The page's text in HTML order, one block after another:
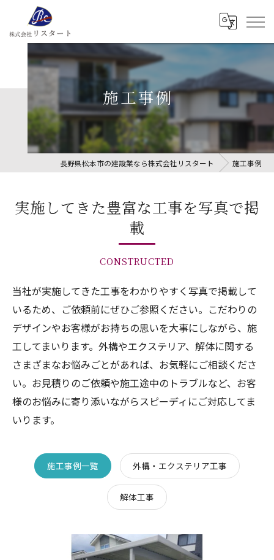
施工事例
長野県松本市の建設業なら株式会社リスタート 施工事例
実施してきた豊富な工事を写真で掲
載
CONSTRUCTED
当社が実施してきた工事をわかりやすく写真で掲載して
いるため、ご依頼前にぜひご参照ください。こだわりの
デザインやお客様がお持ちの思いを大事にしながら、施
工してまいります。外構やエクステリア、解体に関する
さまざまなお悩みごとがあれば、お気軽にご相談くださ
い。お見積りのご依頼や施工途中のトラブルなど、お客
様のお悩みに寄り添いながらスピーディにご対応してま
いります。
施工事例一覧 外構・エクステリア工事
解体工事